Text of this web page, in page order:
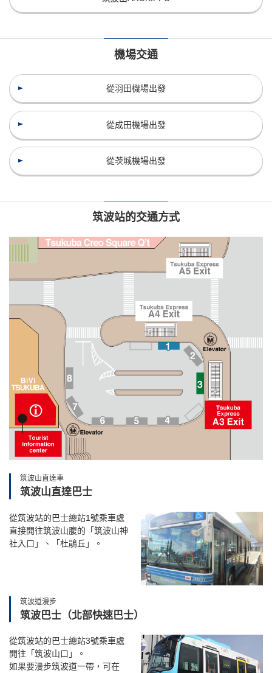
機場交通
從羽田機場出發
從成田機場出發
從茨城機場出發
筑波站的交通方式
筑波山直達車
筑波山直達巴士
從筑波站的巴士總站1號乘車處
直接開往筑波山腹的「筑波山神
社入口」、「杜鵑丘」。
筑波道漫步
筑波巴士（北部快速巴士）
從筑波站的巴士總站3號乘車處
開往「筑波山口」。
如果要漫步筑波道一帶，可在